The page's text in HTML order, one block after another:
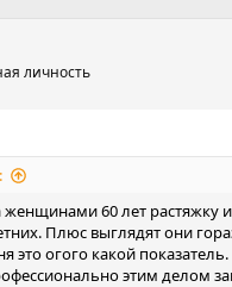
личность
женщинами 60 лет растяжку
Плюс выглядят они
это огого какой показатель.
этим делом